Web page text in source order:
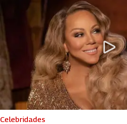
Celebridades